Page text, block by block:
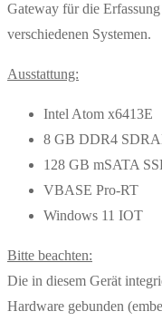
Gateway für die
verschiedenen Systemen.
Ausstattung:
Intel Atom x6413E
8 GB DDR4
128 GB mSATA
VBASE Pro-RT
Windows 11 IOT
Bitte beachten:
Die in diesem Gerät
Hardware gebunden